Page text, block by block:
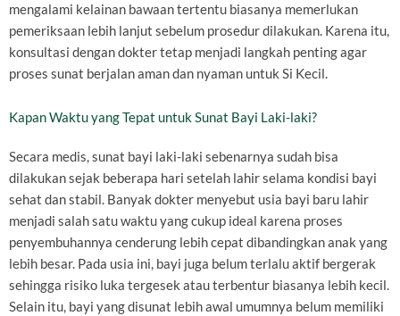
mengalami kelainan bawaan tertentu biasanya memerlukan
pemeriksaan lebih lanjut sebelum prosedur dilakukan. Karena itu,
konsultasi dengan dokter tetap menjadi langkah penting agar
proses sunat berjalan aman dan nyaman untuk Si Kecil.
Kapan Waktu yang Tepat untuk Sunat Bayi Laki-laki?
Secara medis, sunat bayi laki-laki sebenarnya sudah bisa
dilakukan sejak beberapa hari setelah lahir selama kondisi bayi
sehat dan stabil. Banyak dokter menyebut usia bayi baru lahir
menjadi salah satu waktu yang cukup ideal karena proses
penyembuhannya cenderung lebih cepat dibandingkan anak yang
lebih besar. Pada usia ini, bayi juga belum terlalu aktif bergerak
sehingga risiko luka tergesek atau terbentur biasanya lebih kecil.
Selain itu, bayi yang disunat lebih awal umumnya belum memiliki